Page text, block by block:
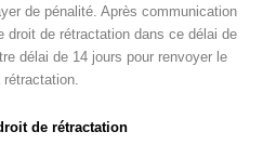
de pénalité. Après communication
droit de rétractation dans ce délai de
délai de 14 jours pour renvoyer le
de rétractation